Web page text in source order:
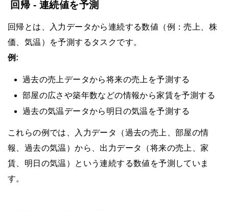
回帰 - 連続値を予測
回帰とは、入力データから連続する数値（例：売上、株
価、気温）を予測するタスクです。
例:
過去の売上データから将来の売上を予測する
部屋の広さや築年数などの情報から家賃を予測する
過去の気温データから明日の気温を予測する
これらの例では、入力データ（過去の売上、部屋の情
報、過去の気温）から、出力データ（将来の売上、家
賃、明日の気温）という連続する数値を予測していま
す。